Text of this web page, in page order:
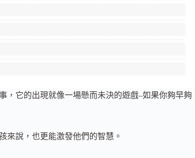
，它的出現就像一場懸而未決的遊戲–如果你夠早夠
來說，也更能激發他們的智慧。